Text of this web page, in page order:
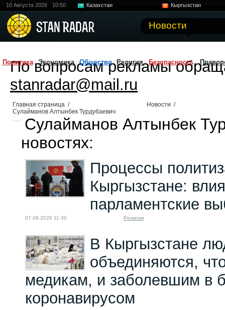
10 Августа 2026 10:50 Казахстан
Кыргызстан
Новости
Политика Экономика Общество Религия Безопасность
По вопросам рекламы
stanradar@mail.ru
Главная страница / Новости /
Сулайманов Алтынбек Турдубаевич
Сулайманов Алтынбек
новостях:
Процессы
Кыргызстане:
парламентские
07.08.2020 11:30 Религия
В Кыргызстане
объединяются,
медикам, и заболевшим в
коронавирусом